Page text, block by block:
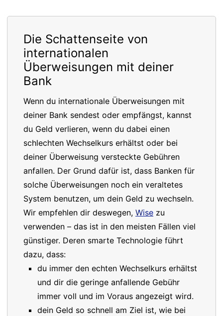
Die Schattenseite von
internationalen
Überweisungen mit deiner
Bank
Wenn du internationale Überweisungen mit
deiner Bank sendest oder empfängst, kannst
du Geld verlieren, wenn du dabei einen
schlechten Wechselkurs erhältst oder bei
deiner Überweisung versteckte Gebühren
anfallen. Der Grund dafür ist, dass Banken für
solche Überweisungen noch ein veraltetes
System benutzen, um dein Geld zu wechseln.
Wir empfehlen dir deswegen, Wise zu
verwenden – das ist in den meisten Fällen viel
günstiger. Deren smarte Technologie führt
dazu, dass:
du immer den echten Wechselkurs erhältst
und dir die geringe anfallende Gebühr
immer voll und im Voraus angezeigt wird.
dein Geld so schnell am Ziel ist, wie bei